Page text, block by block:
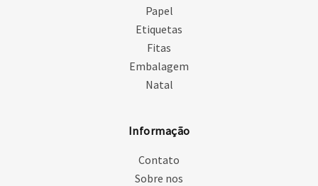
Papel
Etiquetas
Fitas
Embalagem
Natal
Informação
Contato
Sobre nos